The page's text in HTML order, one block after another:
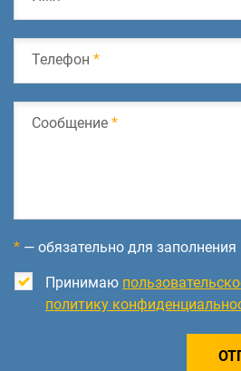
Телефон *
Сообщение *
* — обязательно для заполнения
Принимаю
политику